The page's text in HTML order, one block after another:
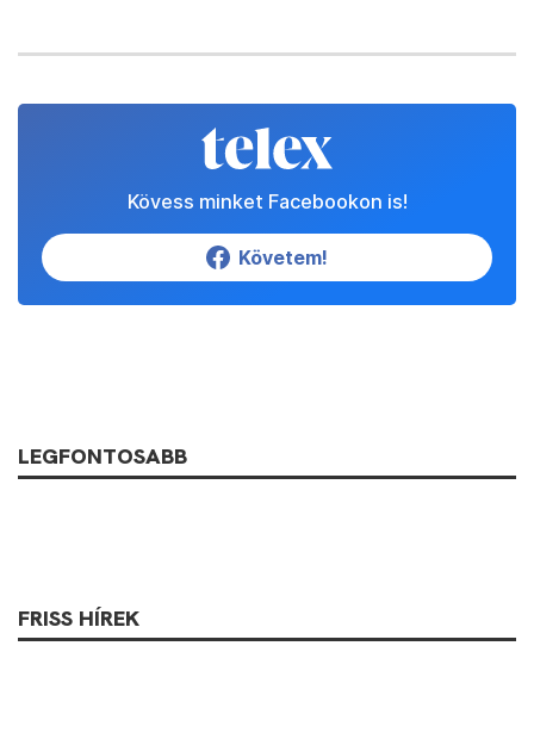
Kövess minket Facebookon is!
Követem!
LEGFONTOSABB
FRISS HÍREK